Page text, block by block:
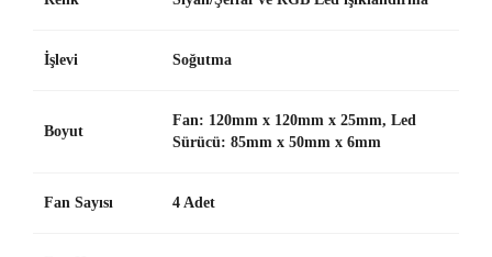
İşlevi Soğutma
Boyut
Fan: 120mm x 120mm x 25mm, Led
Sürücü: 85mm x 50mm x 6mm
Fan Sayısı 4 Adet